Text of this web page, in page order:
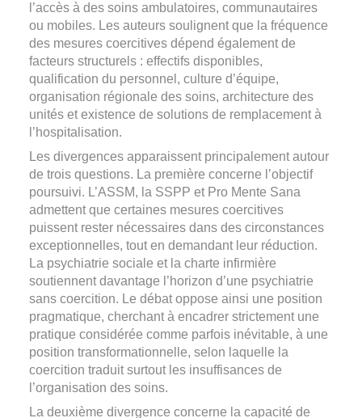
l’accès à des soins ambulatoires, communautaires
ou mobiles. Les auteurs soulignent que la fréquence
des mesures coercitives dépend également de
facteurs structurels : effectifs disponibles,
qualification du personnel, culture d’équipe,
organisation régionale des soins, architecture des
unités et existence de solutions de remplacement à
l’hospitalisation.
Les divergences apparaissent principalement autour
de trois questions. La première concerne l’objectif
poursuivi. L’ASSM, la SSPP et Pro Mente Sana
admettent que certaines mesures coercitives
puissent rester nécessaires dans des circonstances
exceptionnelles, tout en demandant leur réduction.
La psychiatrie sociale et la charte infirmière
soutiennent davantage l’horizon d’une psychiatrie
sans coercition. Le débat oppose ainsi une position
pragmatique, cherchant à encadrer strictement une
pratique considérée comme parfois inévitable, à une
position transformationnelle, selon laquelle la
coercition traduit surtout les insuffisances de
l’organisation des soins.
La deuxième divergence concerne la capacité de